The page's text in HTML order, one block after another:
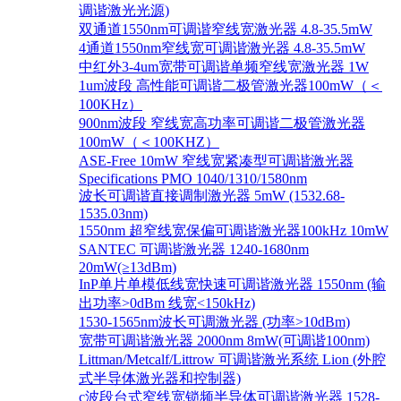
调谐激光光源)
双通道1550nm可调谐窄线宽激光器 4.8-35.5mW
4通道1550nm窄线宽可调谐激光器 4.8-35.5mW
中红外3-4um宽带可调谐单频窄线宽激光器 1W
1um波段 高性能可调谐二极管激光器100mW（＜
100KHz）
900nm波段 窄线宽高功率可调谐二极管激光器
100mW（＜100KHZ）
ASE-Free 10mW 窄线宽紧凑型可调谐激光器
Specifications PMO 1040/1310/1580nm
波长可调谐直接调制激光器 5mW (1532.68-
1535.03nm)
1550nm 超窄线宽保偏可调谐激光器100kHz 10mW
SANTEC 可调谐激光器 1240-1680nm
20mW(≥13dBm)
InP单片单模低线宽快速可调谐激光器 1550nm (输
出功率>0dBm 线宽<150kHz)
1530-1565nm波长可调激光器 (功率>10dBm)
宽带可调谐激光器 2000nm 8mW(可调谐100nm)
Littman/Metcalf/Littrow 可调谐激光系统 Lion (外腔
式半导体激光器和控制器)
c波段台式窄线宽锁频半导体可调谐激光器 1528-